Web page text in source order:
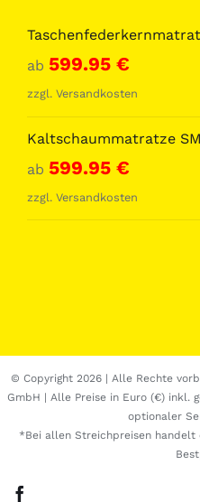
ab 599.95 €
zzgl. Versandkosten
Kaltschaummatratze
ab 599.95 €
zzgl. Versandkosten
© Copyright 2026 | Alle Rechte
GmbH | Alle Preise in Euro (€) inkl.
optionaler
*Bei allen Streichpreisen handelt